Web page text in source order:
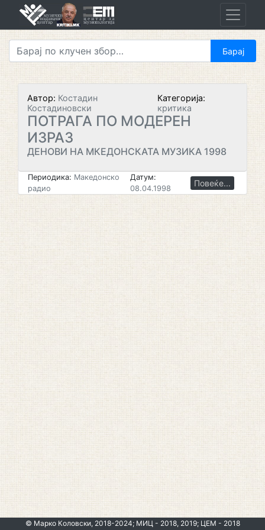
Автор: Костадин
Костадиновски
Категорија:
критика
ПОТРАГА ПО МОДЕРЕН
ИЗРАЗ
ДЕНОВИ НА МКЕДОНСКАТА МУЗИКА 1998
Периодика: Македонско
радио
Датум:
08.04.1998
Повеќе...
© Марко Коловски, 2018-2024; МИЦ - 2018, 2019; ЦЕМ - 2018